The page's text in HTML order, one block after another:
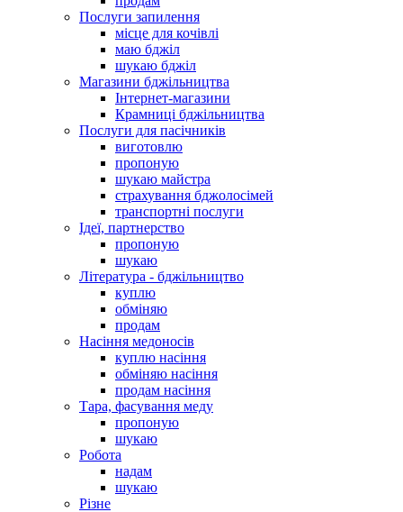
Послуги запилення
місце для кочівлі
маю бджіл
шукаю бджіл
Магазини бджільництва
Інтернет-магазини
Крамниці бджільництва
Послуги для пасічників
виготовлю
пропоную
шукаю майстра
страхування бджолосімей
транспортні послуги
Ідеї, партнерство
пропоную
шукаю
Література - бджільництво
куплю
обміняю
продам
Насіння медоносів
куплю насіння
обміняю насіння
продам насіння
Тара, фасування меду
пропоную
шукаю
Робота
надам
шукаю
Різне